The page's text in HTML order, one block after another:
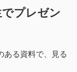
プレゼン
ある資料で、見る